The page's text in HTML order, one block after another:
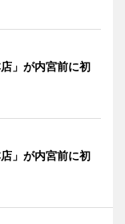
」が内宮前に初
」が内宮前に初